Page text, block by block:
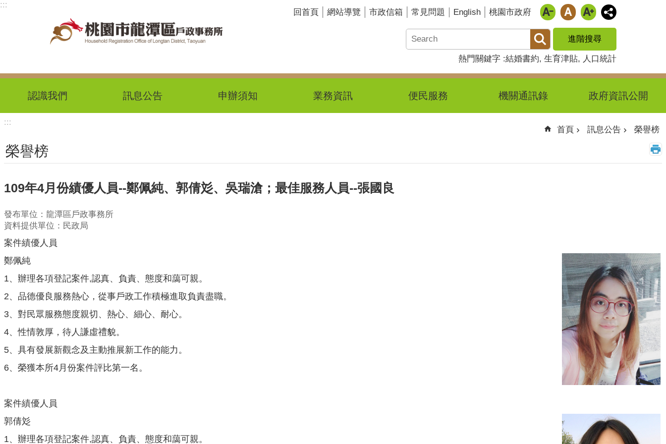
跳到主要內容區塊
:::
回首頁 網站導覽 市政信箱 常見問題 English 桃園市政府
進階搜尋
熱門關鍵字 結婚書約 生育津貼 人口統計
認識我們 訊息公告 申辦須知 業務資訊 便民服務 機關通訊錄 政府資訊公開
:::
首頁 訊息公告 榮譽榜
榮譽榜
109年4月份績優人員--鄭佩純、郭倩彣、吳瑞滄；最佳服務人員--張國良
發布單位：龍潭區戶政事務所
資料提供單位：民政局
案件績優人員
鄭佩純
1、辦理各項登記案件,認真、負責、態度和藹可親。
2、品德優良服務熱心，從事戶政工作積極進取負責盡職。
3、對民眾服務態度親切、熱心、細心、耐心。
4、性情敦厚，待人謙虛禮貌。
5、具有發展新觀念及主動推展新工作的能力。
6、榮獲本所4月份案件評比第一名。
案件績優人員
郭倩彣
1、辦理各項登記案件,認真、負責、態度和藹可親。